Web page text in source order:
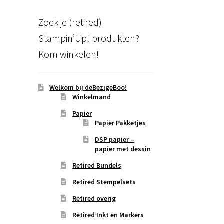
Zoek je (retired)
Stampin’Up! produkten?
Kom winkelen!
Welkom bij deBezigeBoo!
Winkelmand
Papier
Papier Pakketjes
DSP papier –
papier met dessin
Retired Bundels
Retired Stempelsets
Retired overig
Retired Inkt en Markers